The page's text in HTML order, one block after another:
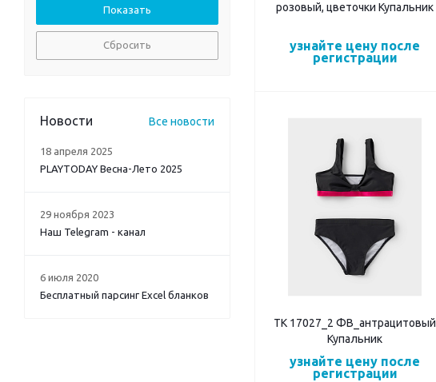
розовый, цветочки Купальник
узнайте цену после
регистрации
ТК 17027_2 ФВ_антрацитовый
Купальник
узнайте цену после
регистрации
Сбросить
Новости Все новости
18 апреля 2025
PLAYTODAY Весна-Лето 2025
29 ноября 2023
Наш Telegram - канал
6 июля 2020
Бесплатный парсинг Excel бланков